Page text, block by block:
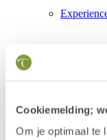
Cookiemelding;
Om je optimaal te